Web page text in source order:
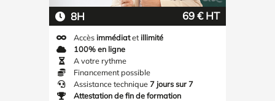
8H 69 € HT
Accèsimmédiatetillimité
100% en ligne
A votre rythme
Financement possible
Assistance technique7 jours sur 7
Attestation de fin de formation